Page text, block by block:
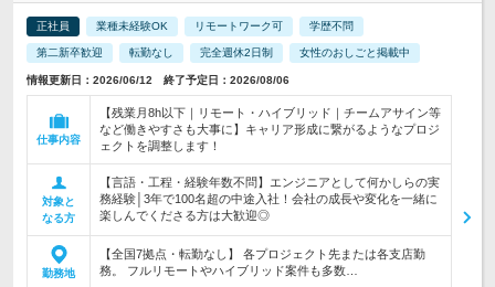
正社員 業種未経験OK リモートワーク可 学歴不問
第二新卒歓迎 転勤なし 完全週休2日制 女性のおしごと掲載中
情報更新日：2026/06/12 終了予定日：2026/08/06
仕事内容
【残業月8h以下｜リモート・ハイブリッド｜チームアサイン等
など働きやすさも大事に】キャリア形成に繋がるようなプロジ
ェクトを調整します！
対象と
なる方
【言語・工程・経験年数不問】エンジニアとして何かしらの実
務経験│3年で100名超の中途入社！会社の成長や変化を一緒に
楽しんでくださる方は大歓迎◎
勤務地
【全国7拠点・転勤なし】 各プロジェクト先または各支店勤
務。 フルリモートやハイブリッド案件も多数…